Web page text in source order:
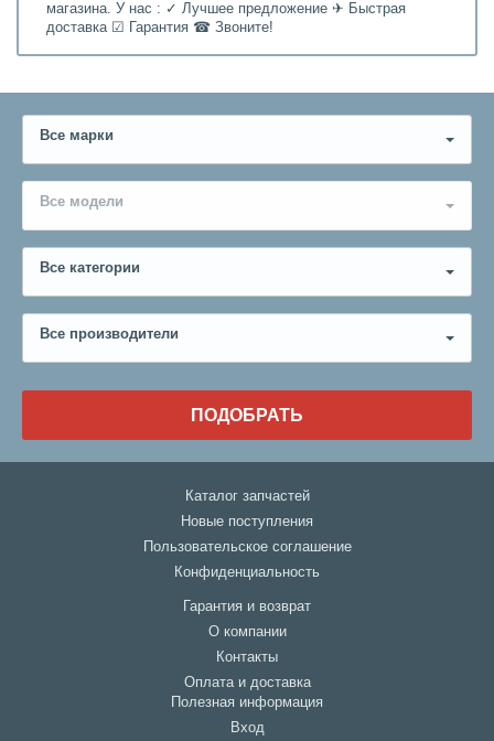
магазина. У нас : ✓ Лучшее предложение ✈ Быстрая
доставка ☑ Гарантия ☎ Звоните!
Все марки
Все модели
Все категории
Все производители
ПОДОБРАТЬ
Каталог запчастей
Новые поступления
Пользовательское соглашение
Конфиденциальность
Гарантия и возврат
О компании
Контакты
Оплата и доставка
Полезная информация
Вход